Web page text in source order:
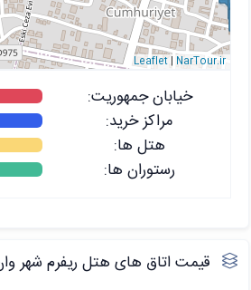
Leaflet | NarTour.ir
خیابان جمهوریت:
مراکز خرید:
هتل ها:
رستوران ها:
قیمت اتاق های هتل ریفرم شهر